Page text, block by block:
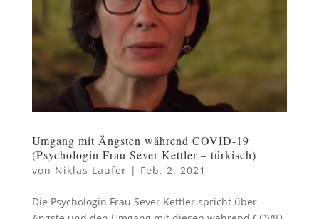
Umgang mit Ängsten während COVID-19
(Psychologin Frau Sever Kettler – türkisch)
von Niklas Laufer | Feb. 2, 2021
Die Psychologin Frau Sever Kettler spricht über